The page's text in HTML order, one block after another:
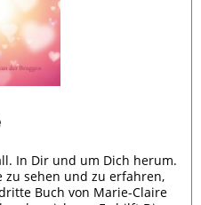
In Dir und um Dich herum.
zu sehen und zu erfahren,
Buch von Marie-Claire